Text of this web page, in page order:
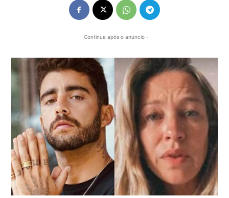
- Continua após o anúncio -